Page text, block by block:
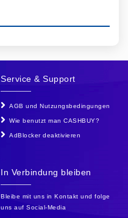
Service & Support
AGB und Nutzungsbedingungen
Wie benutzt man CASHBUY?
AdBlocker deaktivieren
In Verbindung bleiben
Bleibe mit uns in Kontakt und folge
uns auf Social-Media